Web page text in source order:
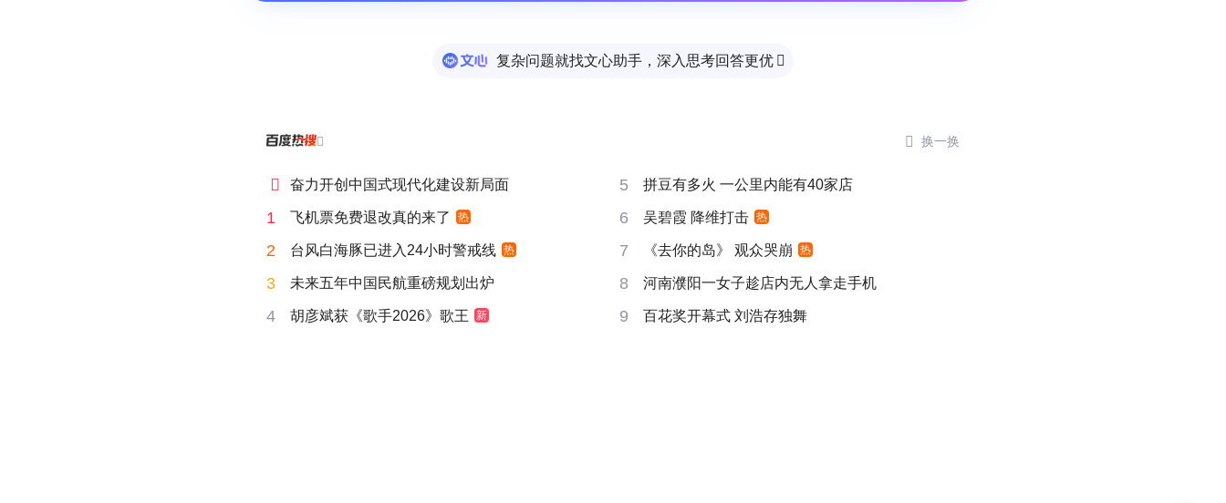
复杂问题就找文心助手，深入思考回答更优 
  换一换
 奋力开创中国式现代化建设新局面 5 拼豆有多火 一公里内能有40家店
1 飞机票免费退改真的来了 热 6 吴碧霞 降维打击 热
2 台风白海豚已进入24小时警戒线 热 7 《去你的岛》 观众哭崩 热
3 未来五年中国民航重磅规划出炉 8 河南濮阳一女子趁店内无人拿走手机
4 胡彦斌获《歌手2026》歌王 新 9 百花奖开幕式 刘浩存独舞